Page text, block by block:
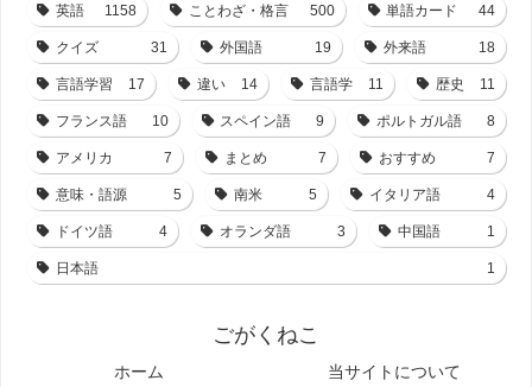
英語 1158 ことわざ・格言 500 単語カード 44
クイズ 31 外国語 19 外来語 18
言語学習 17 違い 14 言語学 11 歴史 11
フランス語 10 スペイン語 9 ポルトガル語 8
アメリカ 7 まとめ 7 おすすめ 7
意味・語源 5 南米 5 イタリア語 4
ドイツ語 4 オランダ語 3 中国語 1
日本語 1
ごがくねこ
ホーム 当サイトについて